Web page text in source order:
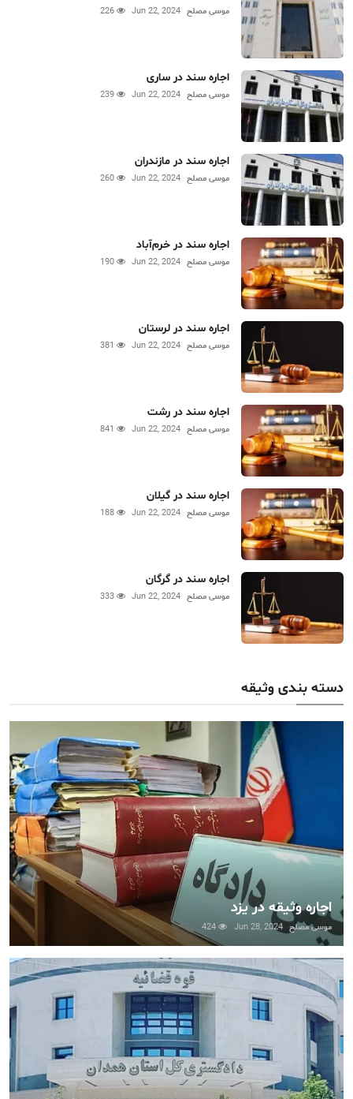
موسی مصلح Jun 22, 2024
اجاره سند در ساری
موسی مصلح Jun 22, 2024
اجاره سند در مازندران
موسی مصلح Jun 22, 2024
اجاره سند در خرم‌آباد
موسی مصلح Jun 22, 2024
اجاره سند در لرستان
موسی مصلح Jun 22, 2024
اجاره سند در رشت
موسی مصلح Jun 22, 2024
اجاره سند در گیلان
موسی مصلح Jun 22, 2024
اجاره سند در گرگان
موسی مصلح Jun 22, 2024
دسته بندی وثیقه
اجاره وثیقه در یزد
موسی مصلح Jun 28, 2024